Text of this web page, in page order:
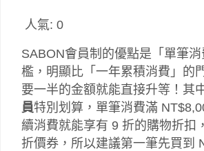
人氣: 0
SABON會員制的優點是「單筆消
檻，明顯比「一年累積消費」的
要一半的金額就能直接升等！其
員特別划算，單筆消費滿
續消費就能享有 9 折的購物折扣
折價券，所以建議第一筆先買到